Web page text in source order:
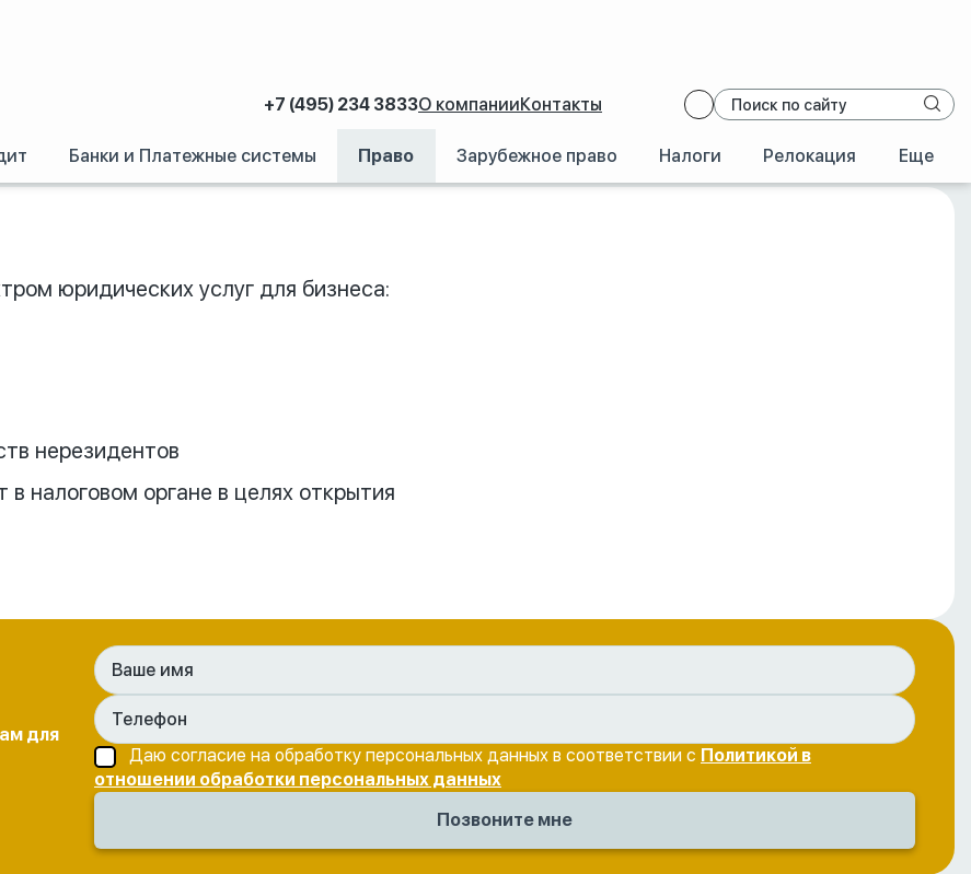
+7 (495) 234 3833О компанииКонтакты
Банки и Платежные системы Право Зарубежное право Налоги Релокация Еще
юридических услуг для бизнеса:
нерезидентов
налоговом органе в целях открытия
для
Даю согласие на обработку персональных данных в соответствии с Политикой в
отношении обработки персональных данных